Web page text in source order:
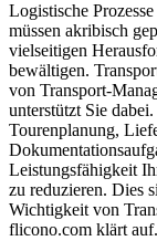
Logistische
müssen akribisch
vielseitigen
bewältigen.
von Transport-
unterstützt Sie
Tourenplanung,
Leistungsfähigkeit
zu reduzieren. Dies
Wichtigkeit von
flicono.com klärt auf.